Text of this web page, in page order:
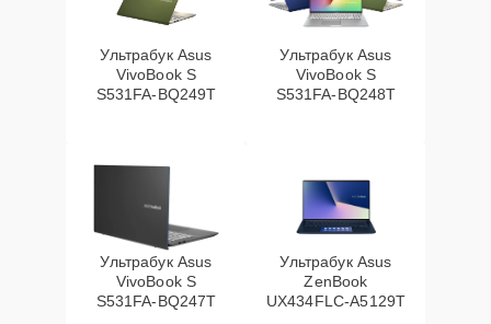
Ультрабук Asus
VivoBook S
S531FA-BQ249T
Ультрабук Asus
VivoBook S
S531FA-BQ248T
Ультрабук Asus
VivoBook S
S531FA-BQ247T
Ультрабук Asus
ZenBook
UX434FLC-A5129T